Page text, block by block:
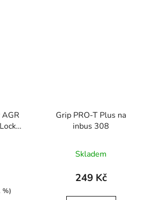
%)
Grip PRO-T Plus na
inbus 308
Skladem
249 Kč